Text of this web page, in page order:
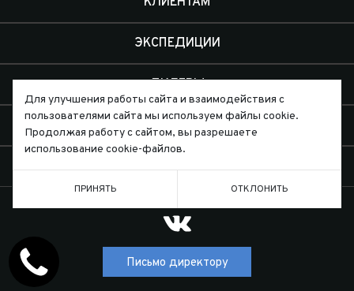
ЭКСПЕДИЦИИ
ДИЛЕРЫ
О КОМПАНИИ
КОНТАКТЫ
Письмо директору
Для улучшения работы сайта и взаимодействия с
пользователями сайта мы используем файлы cookie.
Продолжая работу с сайтом, вы разрешаете
использование cookie-файлов.
ПРИНЯТЬ ОТКЛОНИТЬ